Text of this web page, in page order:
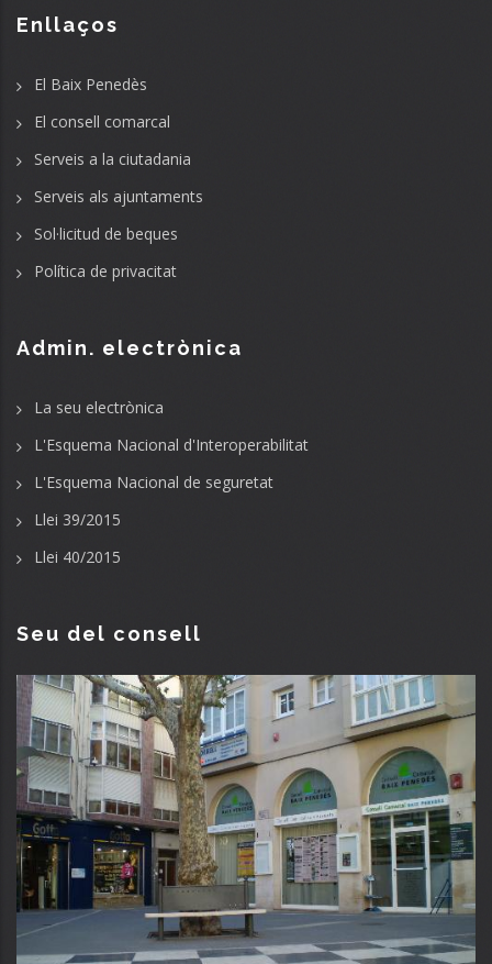
Enllaços
El Baix Penedès
El consell comarcal
Serveis a la ciutadania
Serveis als ajuntaments
Sol·licitud de beques
Política de privacitat
Admin. electrònica
La seu electrònica
L'Esquema Nacional d'Interoperabilitat
L'Esquema Nacional de seguretat
Llei 39/2015
Llei 40/2015
Seu del consell